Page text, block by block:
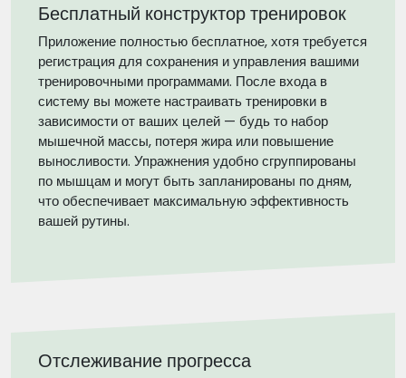
Бесплатный конструктор тренировок
Приложение полностью бесплатное, хотя требуется
регистрация для сохранения и управления вашими
тренировочными программами. После входа в
систему вы можете настраивать тренировки в
зависимости от ваших целей — будь то набор
мышечной массы, потеря жира или повышение
выносливости. Упражнения удобно сгруппированы
по мышцам и могут быть запланированы по дням,
что обеспечивает максимальную эффективность
вашей рутины.
Отслеживание прогресса